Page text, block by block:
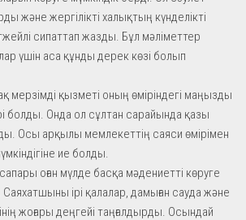
және жергілікті халықтың күнделікті
сипаттап жазды. Бұл мәліметтер
үшін аса құнды дерек көзі болып
мерзімді қызметі оның өміріндегі маңызды
болды. Онда ол сұлтан сарайында қазы
Осы арқылы мемлекеттің саяси өмірімен
ие болды.
оған мүлде басқа мәдениетті көруге
Саяхатшыны ірі қалалар, дамыған сауда және
жоғары деңгейі таңғалдырды. Осындай